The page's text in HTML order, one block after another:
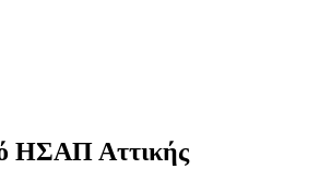
ΗΣΑΠ Αττικής